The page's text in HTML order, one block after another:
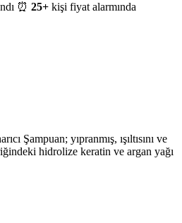
⏰ 25+ kişi fiyat alarmında
Şampuan; yıpranmış, ışıltısını ve
hidrolize keratin ve argan yağı